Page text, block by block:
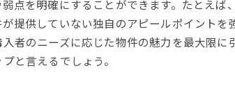
点を明確にすることができます。たとえば
供していない独自のアピールポイントを
者のニーズに応じた物件の魅力を最大限に
と言えるでしょう。